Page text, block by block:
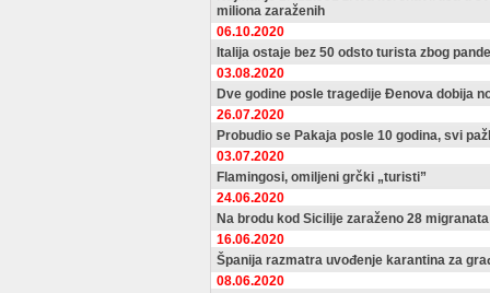
miliona zaraženih
06.10.2020
Italija ostaje bez 50 odsto turista zbog
03.08.2020
Dve godine posle tragedije Đenova dobija
26.07.2020
Probudio se Pakaja posle 10 godina, svi
03.07.2020
Flamingosi, omiljeni grčki „turisti”
24.06.2020
Na brodu kod Sicilije zaraženo 28 migranata
16.06.2020
Španija razmatra uvođenje karantina za
08.06.2020